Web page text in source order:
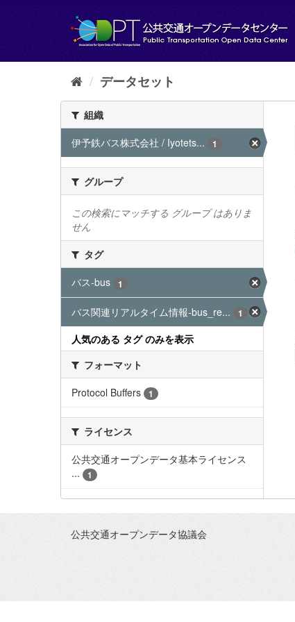
し
データセット
組織
伊予鉄バス株式会社 / Iyotets...
1
グループ
この検索にマッチする グループ はありま
せん
タグ
バス-bus
1
バス関連リアルタイム情報-bus_re... 1
人気のある タグ のみを表示
フォーマット
Protocol Buffers
1
ライセンス
公共交通オープンデータ基本ライセンス
...
1
公共交通オープンデータ協議会